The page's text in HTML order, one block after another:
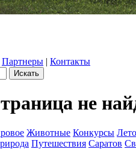
Партнеры | Контакты
не
Животные Конкурсы
Путешествия Саратов